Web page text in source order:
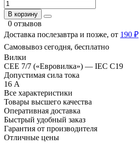
В корзину
0 отзывов
Доставка послезавтра и позже, от 190 ₽
Самовывоз сегодня, бесплатно
Вилки
CEE 7/7 («Евровилка») — IEC C19
Допустимая сила тока
16 А
Все характеристики
Товары высшего качества
Оперативная доставка
Быстрый удобный заказ
Гарантия от производителя
Отличные цены